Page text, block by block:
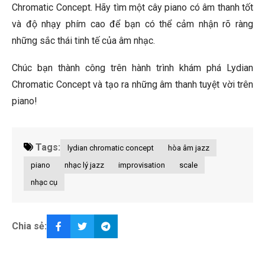
Chromatic Concept. Hãy tìm một cây piano có âm thanh tốt
và độ nhạy phím cao để bạn có thể cảm nhận rõ ràng
những sắc thái tinh tế của âm nhạc.
Chúc bạn thành công trên hành trình khám phá Lydian
Chromatic Concept và tạo ra những âm thanh tuyệt vời trên
piano!
Tags: lydian chromatic concept
hòa âm jazz
piano
nhạc lý jazz improvisation
scale
nhạc cụ
Chia sẻ: